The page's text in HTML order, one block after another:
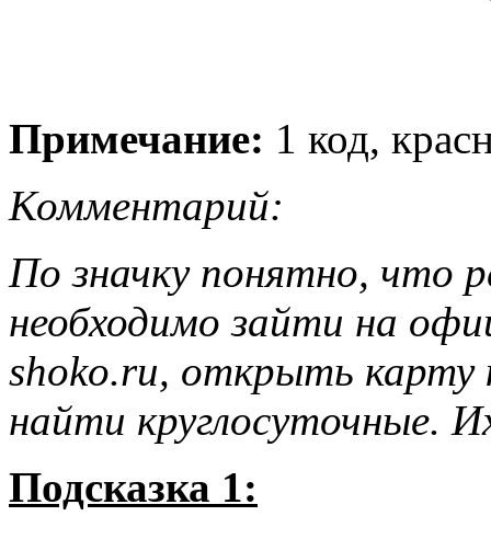
Примечание: 1 код,
Комментарий:
По значку понятно, что
необходимо зайти на
shoko.ru, открыть карту
найти круглосуточные.
Подсказка 1: